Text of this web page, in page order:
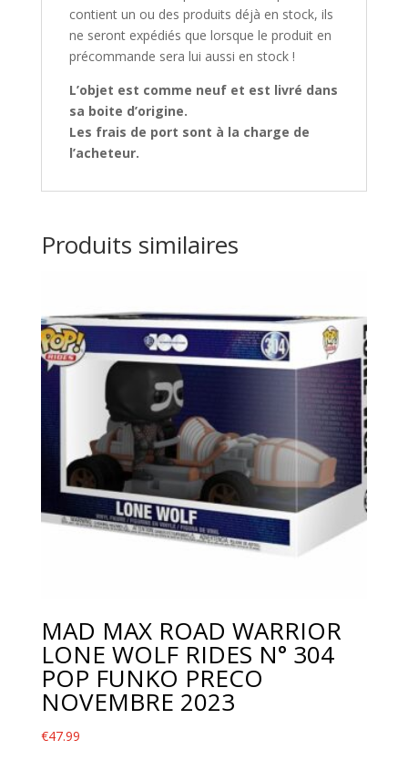
contient un ou des produits déjà en stock, ils
ne seront expédiés que lorsque le produit en
précommande sera lui aussi en stock !
L’objet est comme neuf et est livré dans
sa boite d’origine.
Les frais de port sont à la charge de
l’acheteur.
Produits similaires
MAD MAX ROAD WARRIOR
LONE WOLF RIDES N° 304
POP FUNKO PRECO
NOVEMBRE 2023
€47.99